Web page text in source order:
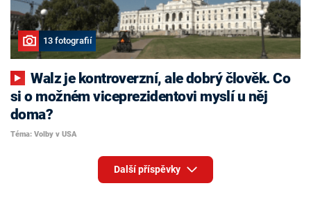
13 fotografií
Walz je kontroverzní, ale dobrý člověk. Co
si o možném viceprezidentovi myslí u něj
doma?
Téma: Volby v USA
Další příspěvky